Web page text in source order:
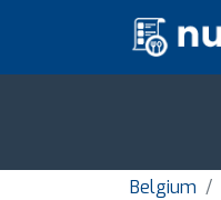
Belgium